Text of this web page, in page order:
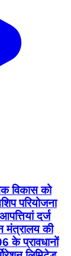
विकास को
परियोजना
दर्ज
मंत्रालय की
के प्रावधानों